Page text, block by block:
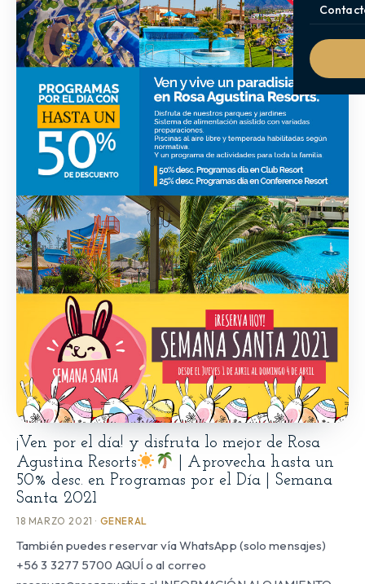
¡Ven por el día! y disfruta lo mejor de Rosa
Agustina Resorts
| Aprovecha hasta un
50% desc. en Programas por el Día | Semana
Santa 2021
18 MARZO 2021 · GENERAL
También puedes reservar vía WhatsApp (solo mensajes)
+56 3 3277 5700 AQUÍ o al correo